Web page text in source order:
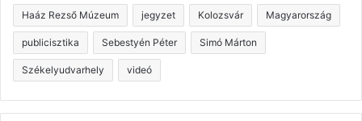
Haáz Rezső Múzeum jegyzet Kolozsvár Magyarország
publicisztika Sebestyén Péter Simó Márton
Székelyudvarhely videó